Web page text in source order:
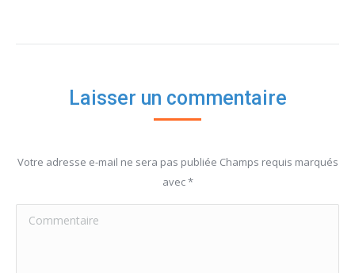
Laisser un commentaire
Votre adresse e-mail ne sera pas publiée Champs requis marqués
avec*
Commentaire